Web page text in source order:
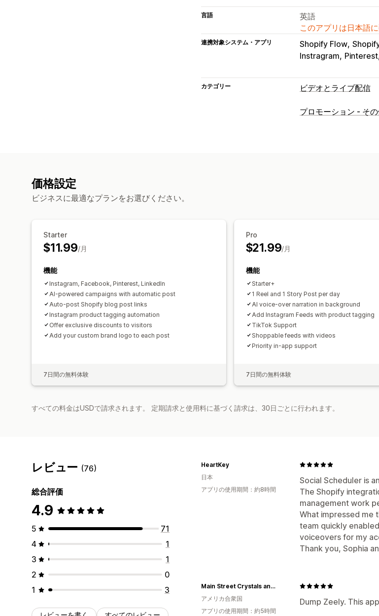
言語
英語
このアプリは日本語
連携対象システム・アプリ Shopify Flow
Instragram Pinterest
カテゴリー ビデオとライブ配信
動画管理
プロモーション - そ
価格設定
ビジネスに最適なプランをお選びください。
Starter
$11.99/月
機能
Instagram, Facebook, Pinterest, LinkedIn
AI-powered campaigns with automatic post
Auto-post Shopify blog post links
Instagram product tagging automation
Offer exclusive discounts to visitors
Add your custom brand logo to each post
7日間の無料体験
Pro
$21.99/月
機能
Starter+
1 Reel and 1 Story Post per day
AI voice-over narration in background
Add Instagram Feeds with product tagging
TikTok Support
Shoppable feeds with videos
Priority in-app support
7日間の無料体験
すべての料金はUSDで請求されます。 定期請求と使用料に基づく請求は、30日ごとに行われます。
レビュー (76)
総合評価
4.9
5
71
4
1
3
1
2
0
1
3
Social Scheduler is
The Shopify
management work
What impressed me
team quickly
voiceovers for my
Thank you, Sophia
HeartKey
日本
アプリの使用期間：約8時間
Dump Zeely. This
Main Street Crystals and Minerals
アメリカ合衆国
アプリの使用期間：約5時間